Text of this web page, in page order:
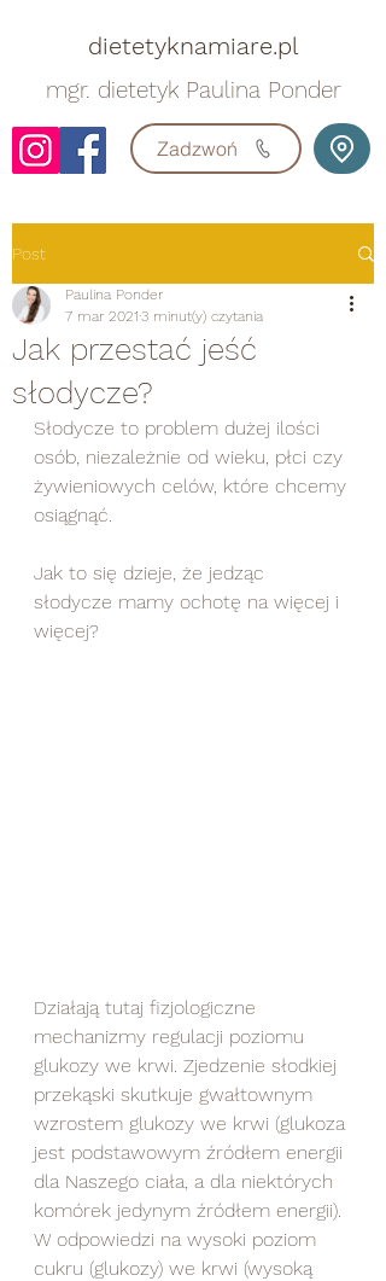
dietetyknamiare.pl
mgr. dietetyk Paulina Ponder
Zadzwoń
Post
Jak przestać jeść
słodycze?
Paulina Ponder
7 mar 2021 3 minut(y) czytania
Słodycze to problem dużej ilości
osób, niezależnie od wieku, płci czy
żywieniowych celów, które chcemy
osiągnąć.
Jak to się dzieje, że jedząc
słodycze mamy ochotę na więcej i
więcej?
Działają tutaj fizjologiczne
mechanizmy regulacji poziomu
glukozy we krwi. Zjedzenie słodkiej
przekąski skutkuje gwałtownym
wzrostem glukozy we krwi (glukoza
jest podstawowym źródłem energii
dla Naszego ciała, a dla niektórych
komórek jedynym źródłem energii).
W odpowiedzi na wysoki poziom
cukru (glukozy) we krwi (wysoką